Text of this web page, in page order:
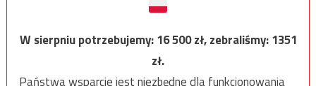
W sierpniu potrzebujemy:16 500zł, zebraliśmy:1351
zł.
Państwa wsparcie jest niezbędne dla funkcjonowania